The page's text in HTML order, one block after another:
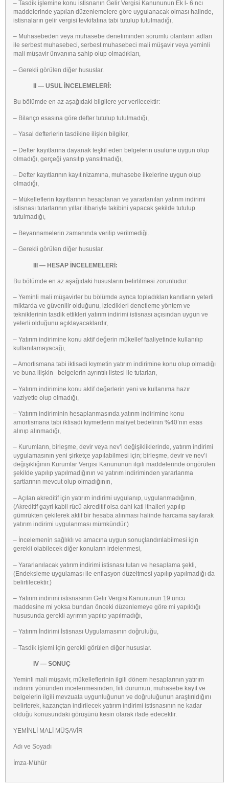
– Tasdik işlemine konu istisnanın Gelir Vergisi Kanununun Ek l- 6 ncı
maddelerinde yapılan düzenlemelere göre uygulanacak olması halinde,
istisnaların gelir vergisi tevkifatına tabi tutulup tutulmadığı,
– Muhasebeden veya muhasebe denetiminden sorumlu olanların adları
ile serbest muhasebeci, serbest muhasebeci mali müşavir veya yeminli
mali müşavir ünvanına sahip olup olmadıkları,
– Gerekli görülen diğer hususlar.
II — USUL İNCELEMELERİ:
Bu bölümde en az aşağıdaki bilgilere yer verilecektir:
– Bilanço esasına göre defter tutulup tutulmadığı,
– Yasal defterlerin tasdikine ilişkin bilgiler,
– Defter kayıtlarına dayanak teşkil eden belgelerin usulüne uygun olup
olmadığı, gerçeği yansıtıp yansıtmadığı,
– Defter kayıtlarının kayıt nizamına, muhasebe ilkelerine uygun olup
olmadığı,
– Mükelleflerin kayıtlarının hesaplanan ve yararlanılan yatırım indirimi
istisnası tutarlarının yıllar itibariyle takibini yapacak şekilde tutulup
tutulmadığı,
– Beyannamelerin zamanında verilip verilmediği.
– Gerekli görülen diğer hususlar.
III — HESAP İNCELEMELERİ:
Bu bölümde en az aşağıdaki hususların belirtilmesi zorunludur:
– Yeminli mali müşavirler bu bölümde ayrıca topladıkları kanıtların yeterli
miktarda ve güvenilir olduğunu, izledikleri denetleme yöntem ve
tekniklerinin tasdik ettikleri yatırım indirimi istisnası açısından uygun ve
yeterli olduğunu açıklayacaklardır,
– Yatırım indirimine konu aktif değerin mükellef faaliyetinde kullanılıp
kullanılamayacağı,
– Amortismana tabi iktisadi kıymetin yatırım indirimine konu olup olmadığı
ve buna ilişkin belgelerin ayrıntılı listesi ile tutarları,
– Yatırım indirimine konu aktif değerlerin yeni ve kullanıma hazır
vaziyette olup olmadığı,
– Yatırım indiriminin hesaplanmasında yatırım indirimine konu
amortismana tabi iktisadi kıymetlerin maliyet bedelinin %40’nın esas
alınıp alınmadığı,
– Kurumların, birleşme, devir veya nev’i değişikliklerinde, yatırım indirimi
uygulamasının yeni şirketçe yapılabilmesi için; birleşme, devir ve nev’i
değişikliğinin Kurumlar Vergisi Kanununun ilgili maddelerinde öngörülen
şekilde yapılıp yapılmadığının ve yatırım indiriminden yararlanma
şartlarının mevcut olup olmadığının,
– Açılan akreditif için yatırım indirimi uygulanıp, uygulanmadığının,
(Akreditif gayri kabil rücû akreditif olsa dahi kati ithalleri yapılıp
gümrükten çekilerek aktif bir hesaba alınması halinde harcama sayılarak
yatırım indirimi uygulanması mümkündür.)
– İncelemenin sağlıklı ve amacına uygun sonuçlandırılabilmesi için
gerekli olabilecek diğer konuların irdelenmesi,
– Yararlanılacak yatırım indirimi istisnası tutarı ve hesaplama şekli,
(Endeksleme uygulaması ile enflasyon düzeltmesi yapılıp yapılmadığı da
belirtilecektir.)
– Yatırım indirimi istisnasının Gelir Vergisi Kanununun 19 uncu
maddesine mi yoksa bundan önceki düzenlemeye göre mi yapıldığı
hususunda gerekli ayrımın yapılıp yapılmadığı,
– Yatırım İndirimi İstisnası Uygulamasının doğruluğu,
– Tasdik işlemi için gerekli görülen diğer hususlar.
IV — SONUÇ
Yeminli mali müşavir, mükelleflerinin ilgili dönem hesaplarının yatırım
indirimi yönünden incelenmesinden, fiili durumun, muhasebe kayıt ve
belgelerin ilgili mevzuata uygunluğunun ve doğruluğunun araştırıldığını
belirterek, kazançtan indirilecek yatırım indirimi istisnasının ne kadar
olduğu konusundaki görüşünü kesin olarak ifade edecektir.
YEMİNLİ MALİ MÜŞAVİR
Adı ve Soyadı
İmza-Mühür